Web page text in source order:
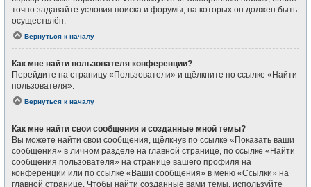
точно задавайте условия поиска и форумы, на которых он должен быть
осуществлён.
Вернуться к началу
Как мне найти пользователя конференции?
Перейдите на страницу «Пользователи» и щёлкните по ссылке «Найти
пользователя».
Вернуться к началу
Как мне найти свои сообщения и созданные мной темы?
Вы можете найти свои сообщения, щёлкнув по ссылке «Показать ваши
сообщения» в личном разделе на главной странице, по ссылке «Найти
сообщения пользователя» на странице вашего профиля на
конференции или по ссылке «Ваши сообщения» в меню «Ссылки» на
главной странице. Чтобы найти созданные вами темы, используйте